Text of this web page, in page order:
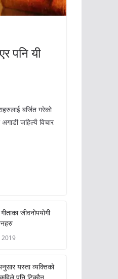
पनि यी
बर्जित गरेको
जहिल्यै विचार
जीवनोपयोगी
2019
यस्ता व्यक्तिको